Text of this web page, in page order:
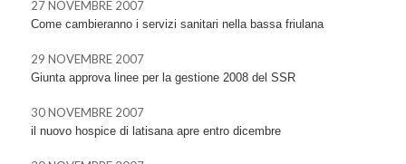
27 NOVEMBRE 2007
Come cambieranno i servizi sanitari nella bassa friulana
29 NOVEMBRE 2007
Giunta approva linee per la gestione 2008 del SSR
30 NOVEMBRE 2007
il nuovo hospice di latisana apre entro dicembre